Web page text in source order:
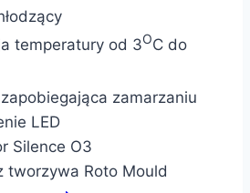
temperatury od 3OC do
zamarzaniu
LED
Silence O3
tworzywa Roto Mould